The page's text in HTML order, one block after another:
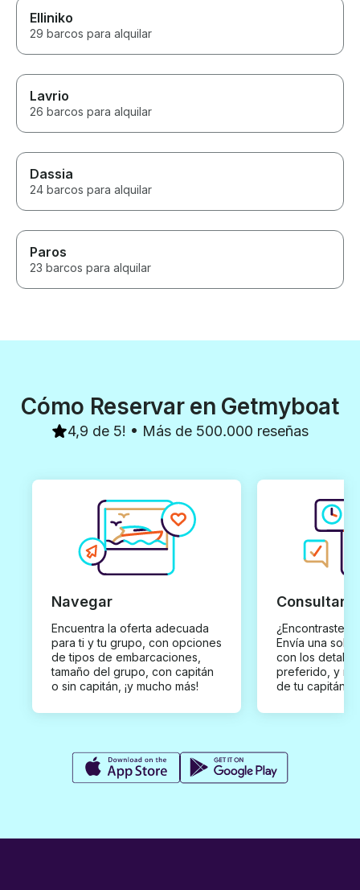
Elliniko
29 barcos para alquilar
Lavrio
26 barcos para alquilar
Dassia
24 barcos para alquilar
Paros
23 barcos para alquilar
Cómo Reservar en Getmyboat
4,9 de 5! • Más de 500.000 reseñas
Navegar
Encuentra la oferta adecuada
para ti y tu grupo, con opciones
de tipos de embarcaciones,
tamaño del grupo, con capitán
o sin capitán, ¡y mucho más!
Consultar
¿Encontraste
Envía una
con los
preferido, y
de tu capitán